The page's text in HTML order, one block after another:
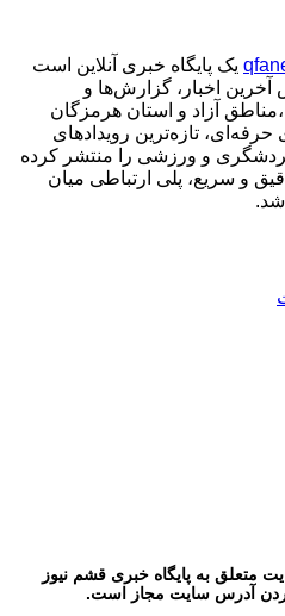
یک پایگاه خبری آنلاین است
اخبار، گزارش‌ها و
آزاد و استان هرمزگان
حرفه‌ای، تازه‌ترین رویدادهای
و ورزشی را منتشر کرده
و سریع، پلی ارتباطی میان
متعلق به پایگاه خبری قشم نیوز
آدرس سایت مجاز است.